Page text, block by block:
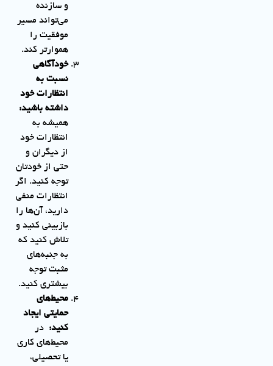
و سازنده
می‌تواند مسیر
موفقیت را
هموارتر کند.
خودآگاهی
نسبت به
انتظارات خود
داشته باشید:
همیشه به
انتظارات خود
از دیگران و
حتی از خودتان
توجه کنید. اگر
انتظارات منفی
دارید، آن‌ها را
بازبینی کنید و
تلاش کنید که
به جنبه‌های
مثبت توجه
بیشتری کنید.
محیط‌های
حمایتی ایجاد
کنید: در
محیط‌های کاری
یا تحصیلی،